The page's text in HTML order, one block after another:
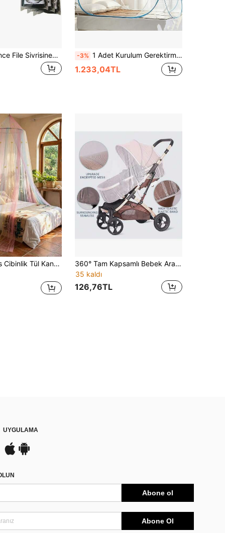
3 Adet Ultra İnce File Sivrisinek Şapkası, Böcek Geçirmez Yüz Maskesi, Hafif ve Nefes Alabilen Sivrisinek, Arı ve Uçan Böcek Baş Kılıfı, Katlanabilir Yüksek Yoğunluklu Koruyucu File Şapka, Kova Şapkalar, Güneş Şapkaları, Beyzbol Şapkaları ve Çoğu Dış Mekan Şapka Stiliyle Uyumlu, Sivrisinekleri, Uçan Böcekleri, Arıları ve Diğer Böcekleri Etkili Bir Şekilde İzole Eder, Balıkçılık, Gece Balıkçılığı, Kamp, Yürüyüş, Tırmanış, Bahçecilik, Arıcılık, Avcılık, Seyahat, Kamp ve Çiftlik İşleri ile Dış Mekan Faaliyetleri İçin Uygun, Unisex Dış Mekan Böcek ve Sivrisinek Koruma Ekipmanı, Kamp, Balıkçılık ve Seyahat İçin Temel Aksesuar -3% 1 Adet Kurulum Gerektirmeyen Moğol Yurt Tarzı Tel Cibinlik, 1 Saniyede Hızlı Kurulum, 360° Tam Koruma, Katlanabilir Geniş Alan Yazlık Çadır Cibinliği, Güçlendirilmiş File Kumaş, Yatak Odası Yatak Takımı Ev Dekorasyonu
1.233,04TL
Twin/Full/Queen/King Boy Yataklar İçin Uygun, Oda Dekor Perdesi, Bebek Beşiği ve Yetişkin Yatağı İçin Evrensel, Kolay Tavana Montaj
360° Tam Kapsamlı Bebek Arabası Sivrisinek Filesi; Evrensel Kalınlaştırılmış Böcek Önleyici Güneşlikli Bebek Arabası Sivrisinek Filesi; Taşınabilir Böcek Önleyici Güneşlikli Büyük Boy Sivrisinek Filesi Kılıfı
35 kaldı
126,76TL
UYGULAMA
Abone ol
Abone Ol